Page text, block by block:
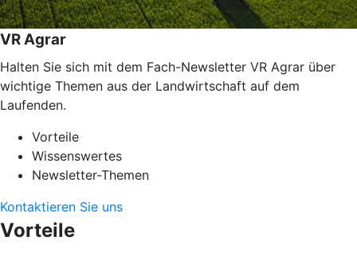
VR Agrar
Halten Sie sich mit dem Fach-Newsletter VR Agrar über
wichtige Themen aus der Landwirtschaft auf dem
Laufenden.
Vorteile
Wissenswertes
Newsletter-Themen
Kontaktieren Sie uns
Vorteile